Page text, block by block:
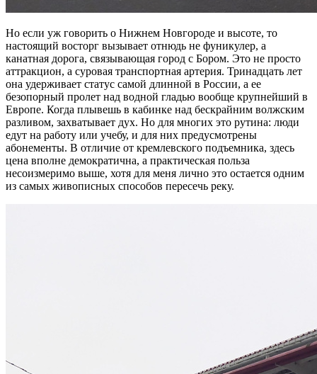
Но если уж говорить о Нижнем Новгороде и высоте, то
настоящий восторг вызывает отнюдь не фуникулер, а
канатная дорога, связывающая город с Бором. Это не просто
аттракцион, а суровая транспортная артерия. Тринадцать лет
она удерживает статус самой длинной в России, а ее
безопорный пролет над водной гладью вообще крупнейший в
Европе. Когда плывешь в кабинке над бескрайним волжским
разливом, захватывает дух. Но для многих это рутина: люди
едут на работу или учебу, и для них предусмотрены
абонементы. В отличие от кремлевского подъемника, здесь
цена вполне демократична, а практическая польза
несоизмеримо выше, хотя для меня лично это остается одним
из самых живописных способов пересечь реку.